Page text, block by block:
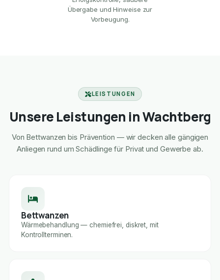
Übergabe und Hinweise zur
Vorbeugung.
LEISTUNGEN
Unsere Leistungen in Wachtberg
Von Bettwanzen bis Prävention — wir decken alle gängigen
Anliegen rund um Schädlinge für Privat und Gewerbe ab.
Bettwanzen
Wärmebehandlung — chemiefrei, diskret, mit
Kontrollterminen.